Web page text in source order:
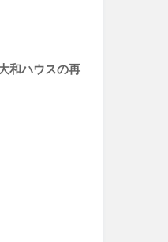
和ハウスの再